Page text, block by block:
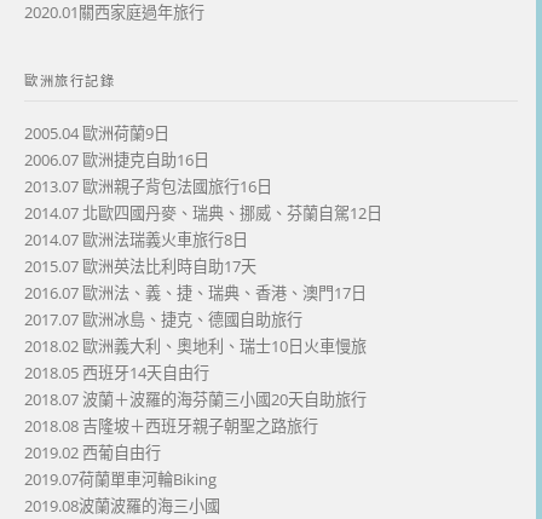
2020.01關西家庭過年旅行
歐洲旅行記錄
2005.04 歐洲荷蘭9日
2006.07 歐洲捷克自助16日
2013.07 歐洲親子背包法國旅行16日
2014.07 北歐四國丹麥、瑞典、挪威、芬蘭自駕12日
2014.07 歐洲法瑞義火車旅行8日
2015.07 歐洲英法比利時自助17天
2016.07 歐洲法、義、捷、瑞典、香港、澳門17日
2017.07 歐洲冰島、捷克、德國自助旅行
2018.02 歐洲義大利、奧地利、瑞士10日火車慢旅
2018.05 西班牙14天自由行
2018.07 波蘭＋波羅的海芬蘭三小國20天自助旅行
2018.08 吉隆坡＋西班牙親子朝聖之路旅行
2019.02 西葡自由行
2019.07荷蘭單車河輪Biking
2019.08波蘭波羅的海三小國